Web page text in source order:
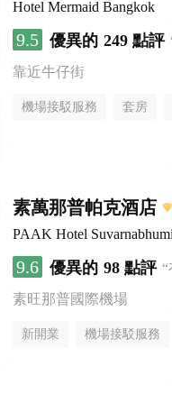
Hotel Mermaid Bangkok
9.5 優異的 249 點評
靠近牛仔街
機場接駁服務 套房
素萬那普帕克酒店
PAAK Hotel
9.6 優異的 98 點評
素旺那普國際機場
新開業 機場接駁服務